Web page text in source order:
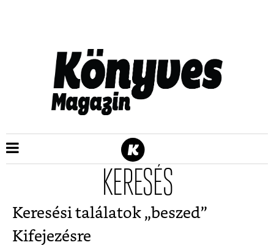
KERESÉS
Keresési találatok „beszed”
Kifejezésre